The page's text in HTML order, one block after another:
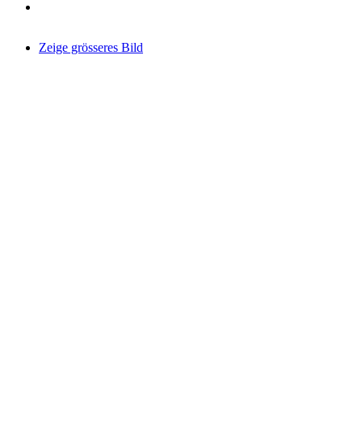
Zeige grösseres Bild